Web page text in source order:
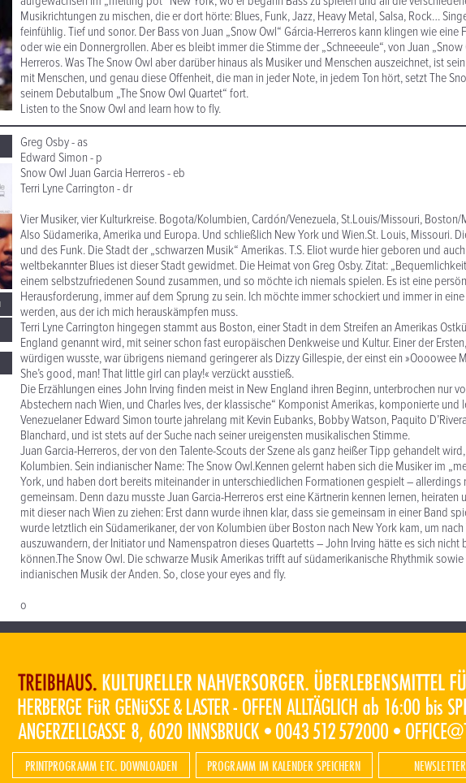
Musikrichtungen zu mischen, die er dort hörte: Blues, Funk, Jazz, Heavy Metal, Salsa, Rock…
feinfühlig. Tief und sonor. Der Bass von Juan „Snow Owl“ Gárcia-Herreros kann klingen wie eine
oder wie ein Donnergrollen. Aber es bleibt immer die Stimme der „Schneeeule“, von Juan „Snow
Herreros. Was The Snow Owl aber darüber hinaus als Musiker und Menschen auszeichnet, ist
mit Menschen, und genau diese Offenheit, die man in jeder Note, in jedem Ton hört, setzt The
seinem Debutalbum „The Snow Owl Quartet“ fort.
Listen to the Snow Owl and learn how to fly.
Greg Osby - as
Edward Simon - p
Snow Owl Juan Garcia Herreros - eb
Terri Lyne Carrington - dr
Vier Musiker, vier Kulturkreise. Bogota/Kolumbien, Cardón/Venezuela, St.Louis/Missouri, Boston/
Also Südamerika, Amerika und Europa. Und schließlich New York und Wien.St. Louis, Missouri.
und des Funk. Die Stadt der „schwarzen Musik“ Amerikas. T.S. Eliot wurde hier geboren und
weltbekannter Blues ist dieser Stadt gewidmet. Die Heimat von Greg Osby. Zitat:
einem selbstzufriedenen Sound zusammen, und so möchte ich niemals spielen. Es ist eine
Herausforderung, immer auf dem Sprung zu sein. Ich möchte immer schockiert und immer in
werden, aus der ich mich herauskämpfen muss.
Terri Lyne Carrington hingegen stammt aus Boston, einer Stadt in dem Streifen an Amerikas
England genannt wird, mit seiner schon fast europäischen Denkweise und Kultur. Einer der
würdigen wusste, war übrigens niemand geringerer als Dizzy Gillespie, der einst ein »Oooowee
She’s good, man! That little girl can play!« verzückt ausstieß.
Die Erzählungen eines John Irving finden meist in New England ihren Beginn, unterbrochen nur
Abstechern nach Wien, und Charles Ives, der klassische“ Komponist Amerikas, komponierte und
Venezuelaner Edward Simon tourte jahrelang mit Kevin Eubanks, Bobby Watson, Paquito
Blanchard, und ist stets auf der Suche nach seiner ureigensten musikalischen Stimme.
Juan Garcia-Herreros, der von den Talente-Scouts der Szene als ganz heißer Tipp gehandelt
Kolumbien. Sein indianischer Name: The Snow Owl.Kennen gelernt haben sich die Musiker im
York, und haben dort bereits miteinander in unterschiedlichen Formationen gespielt – allerdings
gemeinsam. Denn dazu musste Juan Garcia-Herreros erst eine Kärtnerin kennen lernen, heiraten
mit dieser nach Wien zu ziehen: Erst dann wurde ihnen klar, dass sie gemeinsam in einer Band
wurde letztlich ein Südamerikaner, der von Kolumbien über Boston nach New York kam, um nach
auszuwandern, der Initiator und Namenspatron dieses Quartetts – John Irving hätte es sich nicht
können.The Snow Owl. Die schwarze Musik Amerikas trifft auf südamerikanische Rhythmik
indianischen Musik der Anden. So, close your eyes and fly.
o
PRINTPROGRAMM ETC. DOWNLOADEN PROGRAMM IM KALENDER SPEICHERN